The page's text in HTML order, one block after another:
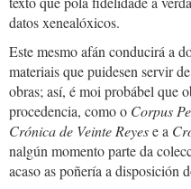
datos xenealóxicos.
Este mesmo afán conducirá a
materiais que puidesen servir
obras; así, é moi probábel que
procedencia, como o Corpus
Crónica de Veinte Reyese a
nalgún momento parte da
acaso as poñería a disposición